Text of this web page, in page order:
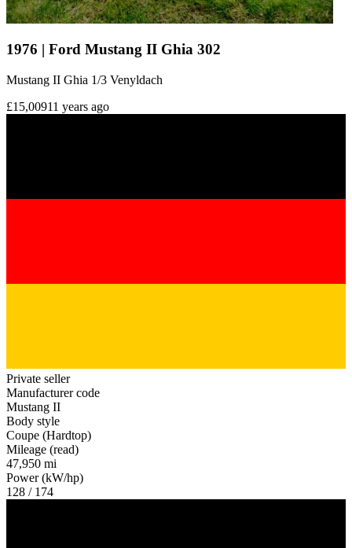
1976 | Ford Mustang II Ghia 302
Mustang II Ghia 1/3 Venyldach
£15,00911 years ago
Private seller
Manufacturer code
Mustang II
Body style
Coupe (Hardtop)
Mileage (read)
47,950 mi
Power (kW/hp)
128 / 174